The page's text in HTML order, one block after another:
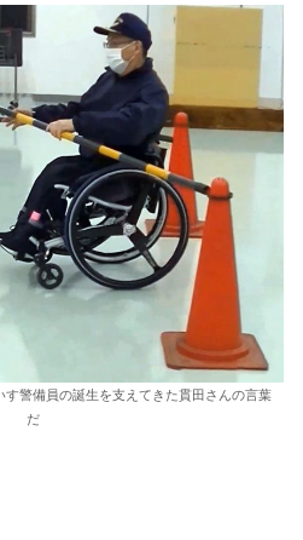
す警備員の誕生を支えてきた貫田さんの言葉
だ